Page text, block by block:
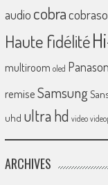
audio cobra
Haute fidélité
multiroom oled
remiseSamsung
uhd ultra hd video
ARCHIVES